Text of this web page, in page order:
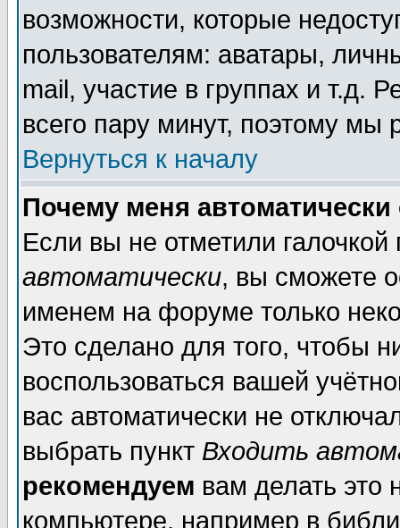
возможности, которые
пользователям: аватары,
mail, участие в группах и т.д.
всего пару минут, поэтому мы
Вернуться к началу
Почему меня автоматически
Если вы не отметили галочкой
автоматически, вы сможете
именем на форуме только
Это сделано для того, чтобы
воспользоваться вашей
вас автоматически не
выбрать пункт Входить
рекомендуем вам делать это
компьютере, например в